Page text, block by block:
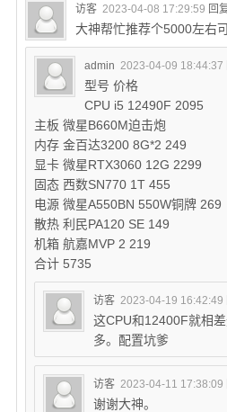
访客 2023-04-08 17:29:59 回
大神帮忙推荐个5000左右
admin 2023-04-09 18:44:37
型号 价格
CPU i5 12490F 2095
主板 微星B660M迫击炮
内存 金百达3200 8G*2 249
显卡 微星RTX3060 12G 2299
固态 西数SN770 1T 455
电源 微星A550BN 550W铜牌 269
散热 利民PA120 SE 149
机箱 航嘉MVP 2 219
合计 5735
访客 2023-04-19 16:42:49
这CPU和12400F就相
多。配置坑爹
访客 2023-04-11 17:38:09
谢谢大神。